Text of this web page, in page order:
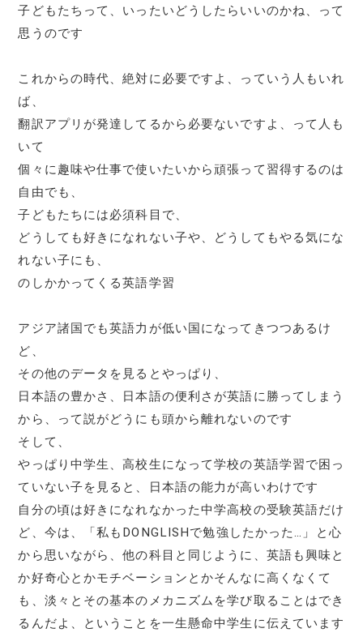
子どもたちって、いったいどうしたらいいのかね、って
思うのです
これからの時代、絶対に必要ですよ、っていう人もいれ
ば、
翻訳アプリが発達してるから必要ないですよ、って人も
いて
個々に趣味や仕事で使いたいから頑張って習得するのは
自由でも、
子どもたちには必須科目で、
どうしても好きになれない子や、どうしてもやる気にな
れない子にも、
のしかかってくる英語学習
アジア諸国でも英語力が低い国になってきつつあるけ
ど、
その他のデータを見るとやっぱり、
日本語の豊かさ、日本語の便利さが英語に勝ってしまう
から、って説がどうにも頭から離れないのです
そして、
やっぱり中学生、高校生になって学校の英語学習で困っ
ていない子を見ると、日本語の能力が高いわけです
自分の頃は好きになれなかった中学高校の受験英語だけ
ど、今は、「私もDONGLISHで勉強したかった…」と心
から思いながら、他の科目と同じように、英語も興味と
か好奇心とかモチベーションとかそんなに高くなくて
も、淡々とその基本のメカニズムを学び取ることはでき
るんだよ、ということを一生懸命中学生に伝えています